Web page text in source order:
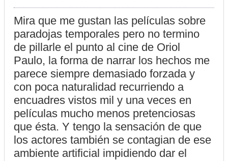
Mira que me gustan las películas sobre
paradojas temporales pero no termino
de pillarle el punto al cine de Oriol
Paulo, la forma de narrar los hechos me
parece siempre demasiado forzada y
con poca naturalidad recurriendo a
encuadres vistos mil y una veces en
películas mucho menos pretenciosas
que ésta. Y tengo la sensación de que
los actores también se contagian de ese
ambiente artificial impidiendo dar el